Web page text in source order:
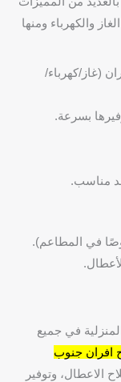
والكهرباء ومنها
(غاز/كهرباء/
بسرعة.
مناسب.
في المطاعم).
في جميع
افران جنوب
الاعطال، وتوفير